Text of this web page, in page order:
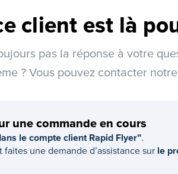
client est là
pas la réponse à votre
? Vous pouvez contacter
une commande en cours
le compte client Rapid Flyer”.
faites une demande d’assistance sur le